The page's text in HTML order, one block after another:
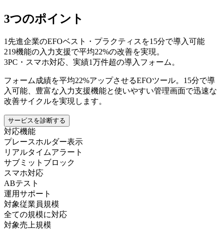
3つのポイント
1 先進企業のEFOベスト・プラクティスを15分で導入可能
219機能の入力支援で平均22%の改善を実現。
3PC・スマホ対応、実績1万件超の導入フォーム。
フォーム成績を平均22%アップさせるEFOツール。15分で導
入可能、豊富な入力支援機能と使いやすい管理画面で迅速な
改善サイクルを実現します。
サービスを診断する
対応機能
プレースホルダー表示
リアルタイムアラート
サブミットブロック
スマホ対応
ABテスト
運用サポート
対象従業員規模
全ての規模に対応
対象売上規模